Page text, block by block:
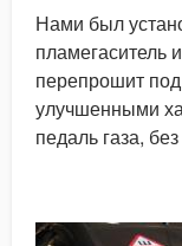
Нами был
пламегаситель
перепрошит
улучшенными
педаль газа,